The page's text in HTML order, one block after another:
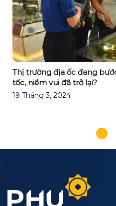
Thị trường địa ốc đang
tốc, niềm vui đã trở lại?
19 Tháng 3, 2024